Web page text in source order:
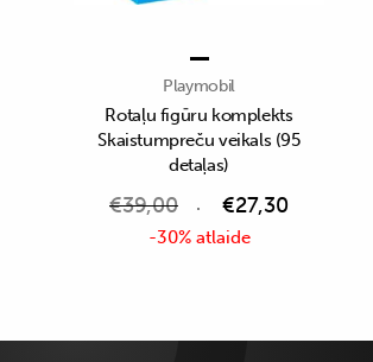
Playmobil
Rotaļu figūru komplekts
Skaistumpreču veikals (95
detaļas)
€39,00 €27,30
-30% atlaide